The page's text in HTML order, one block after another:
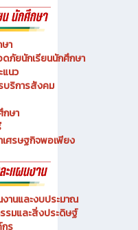
เสมอภาคทางการศึกษา
นโลยีหรือสายปฏิบัติ
ยนักเรียนนักศึกษา
ว
บริการสังคม
กษา
ศรษฐกิจพอเพียง